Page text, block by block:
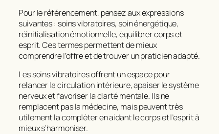
Pour le référencement, pensez aux expressions
suivantes : soins vibratoires, soin énergétique,
réinitialisation émotionnelle,équilibrer corps et
esprit. Ces termes permettent de mieux
comprendre l’offre et de trouver un praticien adapté.
Les soins vibratoires offrent un espace pour
relancer la circulation intérieure, apaiser le système
nerveux et favoriser la clarté mentale. Ils ne
remplacent pas la médecine, mais peuvent très
utilement la compléter en aidant le corps et l’esprit à
mieux s’harmoniser.